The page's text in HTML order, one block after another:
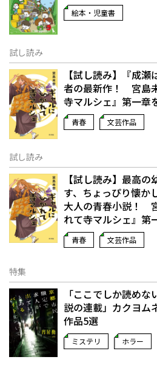
絵本・児童書
試し読み
【試し読み】『成
者の最新作！ 宮島
寺マルシェ』第一章
青春 文芸作品
試し読み
【試し読み】最高
す、ちょっぴり懐か
大人の青春小説！
れて寺マルシェ』第
青春 文芸作品
特集
「ここでしか読め
説の連載」――カクヨ
作品5選
ミステリ ホラー